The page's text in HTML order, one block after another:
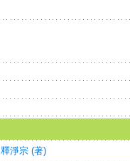
釋淨宗 (著)